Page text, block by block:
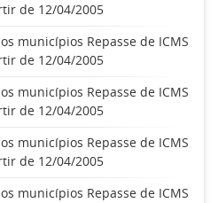
de 12/04/2005
municípios Repasse de ICMS
de 12/04/2005
municípios Repasse de ICMS
de 12/04/2005
municípios Repasse de ICMS
de 12/04/2005
municípios Repasse de ICMS